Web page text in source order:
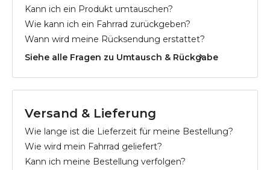
Kann ich ein Produkt umtauschen?
Wie kann ich ein Fahrrad zurückgeben?
Wann wird meine Rücksendung erstattet?
Siehe alle Fragen zu Umtausch & Rückgabe
Versand & Lieferung
Wie lange ist die Lieferzeit für meine Bestellung?
Wie wird mein Fahrrad geliefert?
Kann ich meine Bestellung verfolgen?